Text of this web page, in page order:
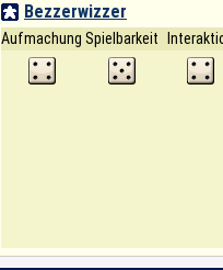
Bezzerwizzer
Aufmachung Spielbarkeit